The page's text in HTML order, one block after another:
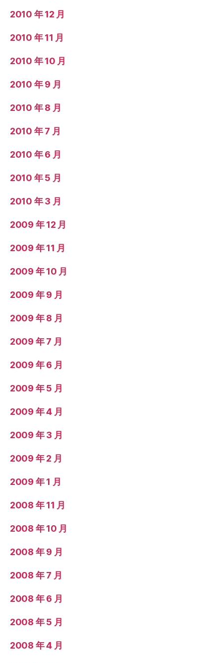
2010 年 12 月
2010 年 11 月
2010 年 10 月
2010 年 9 月
2010 年 8 月
2010 年 7 月
2010 年 6 月
2010 年 5 月
2010 年 3 月
2009 年 12 月
2009 年 11 月
2009 年 10 月
2009 年 9 月
2009 年 8 月
2009 年 7 月
2009 年 6 月
2009 年 5 月
2009 年 4 月
2009 年 3 月
2009 年 2 月
2009 年 1 月
2008 年 11 月
2008 年 10 月
2008 年 9 月
2008 年 7 月
2008 年 6 月
2008 年 5 月
2008 年 4 月